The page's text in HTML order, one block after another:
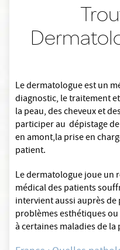
Le dermatologue est un
diagnostic, le traitement
la peau, des cheveux et
participer au dépistage
en amont,la prise en
patient.
Le dermatologue joue un
médical des patients
intervient aussi auprès
problèmes esthétiques
à certaines maladies de la